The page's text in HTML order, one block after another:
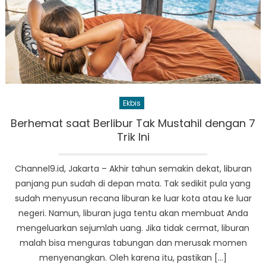
Ekbis
Berhemat saat Berlibur Tak Mustahil dengan 7
Trik Ini
Channel9.id, Jakarta – Akhir tahun semakin dekat, liburan
panjang pun sudah di depan mata. Tak sedikit pula yang
sudah menyusun recana liburan ke luar kota atau ke luar
negeri. Namun, liburan juga tentu akan membuat Anda
mengeluarkan sejumlah uang. Jika tidak cermat, liburan
malah bisa menguras tabungan dan merusak momen
menyenangkan. Oleh karena itu, pastikan […]